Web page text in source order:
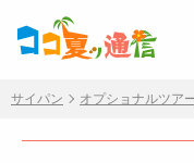
サイパン オプショナルツア